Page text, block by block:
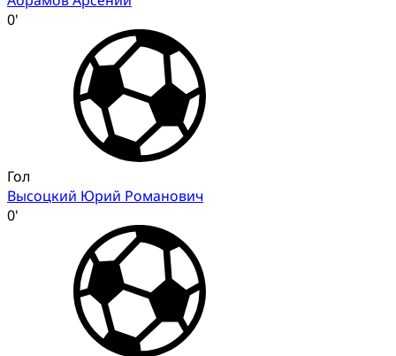
0'
Гол
Высоцкий Юрий Романович
0'